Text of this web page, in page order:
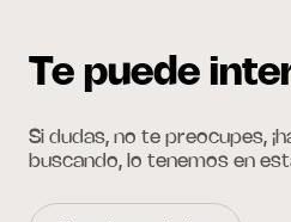
Te puede
Si dudas, no te preocupes,
buscando, lo tenemos en